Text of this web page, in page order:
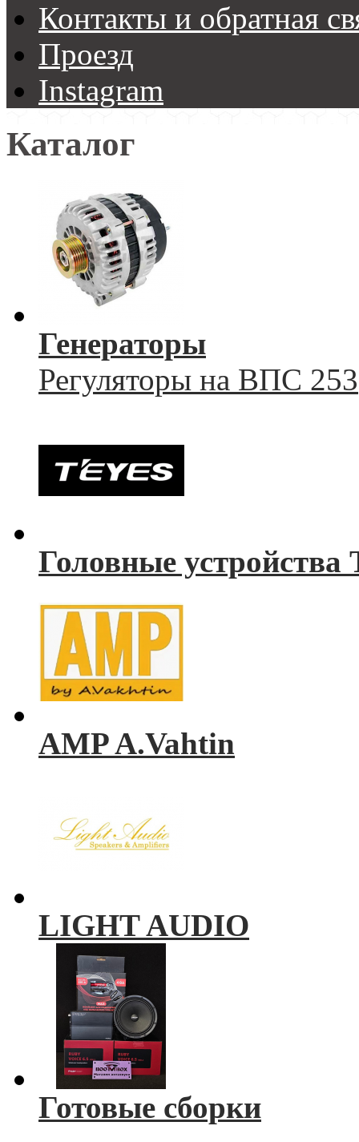
Контакты и обратная
Проезд
Instagram
Каталог
Генераторы
Регуляторы на ВПС 253
Головные устройства
AMP A.Vahtin
LIGHT AUDIO
Готовые сборки